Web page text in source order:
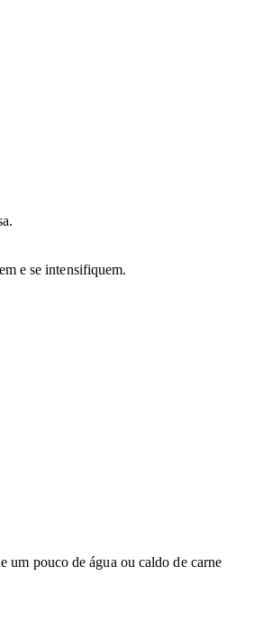
e se intensifiquem.
um pouco de água ou caldo de carne